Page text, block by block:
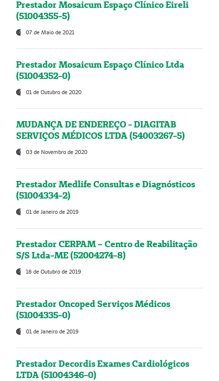
Prestador Mosaicum Espaço Clínico Eireli
(51004355-5)
07 de Maio de 2021
Prestador Mosaicum Espaço Clínico Ltda
(51004352-0)
01 de Outubro de 2020
MUDANÇA DE ENDEREÇO - DIAGITAB
SERVIÇOS MÉDICOS LTDA (54003267-5)
03 de Novembro de 2020
Prestador Medlife Consultas e Diagnósticos
(51004334-2)
01 de Janeiro de 2019
Prestador CERPAM – Centro de Reabilitação
S/S Ltda-ME (52004274-8)
18 de Outubro de 2019
Prestador Oncoped Serviços Médicos
(51004335-0)
01 de Janeiro de 2019
Prestador Decordis Exames Cardiológicos
LTDA (51004346-0)